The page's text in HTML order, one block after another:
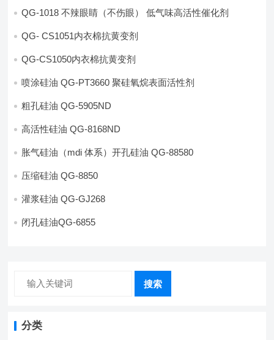
QG-1018 不辣眼睛（不伤眼） 低气味高活性催化剂
QG- CS1051内衣棉抗黄变剂
QG-CS1050内衣棉抗黄变剂
喷涂硅油 QG-PT3660 聚硅氧烷表面活性剂
粗孔硅油 QG-5905ND
高活性硅油 QG-8168ND
胀气硅油（mdi 体系）开孔硅油 QG-88580
压缩硅油 QG-8850
灌浆硅油 QG-GJ268
闭孔硅油QG-6855
搜索
分类